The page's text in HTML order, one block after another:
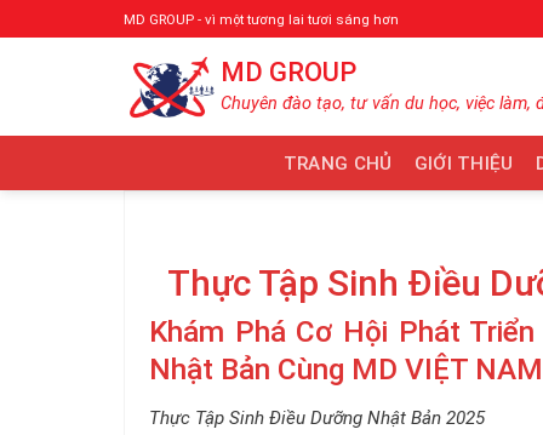
qua
MD GROUP - vì một tương lai tươi sáng hơn
MD GROUP
Chuyên đào tạo, tư vấn du học, việc làm,
TRANG CHỦ GIỚI THIỆU
Thực Tập Sinh Điều
Khám Phá Cơ Hội Phát
Nhật Bản Cùng MD VIỆT NAM
Thực Tập Sinh Điều Dưỡng Nhật Bản 2025